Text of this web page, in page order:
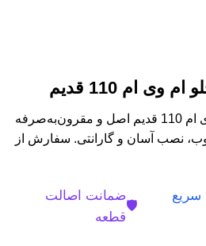
ام 110 قدیم
تیغه برف پاک کن جلو ام وی ام 110 قدیم اصل و مقرون‌به‌صرفه
نصب آسان و گارانتی. سفارش از
سریع
🛡️
ضمانت اصالت
قطعه